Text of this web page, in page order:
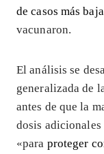
de casos más
vacunaron.
El análisis se
generalizada de
antes de que la
dosis
«para proteger